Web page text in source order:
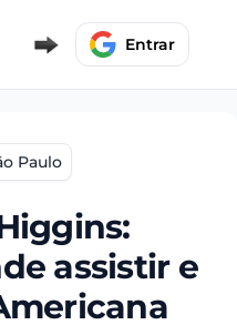
Entrar
Paulo
assistir e